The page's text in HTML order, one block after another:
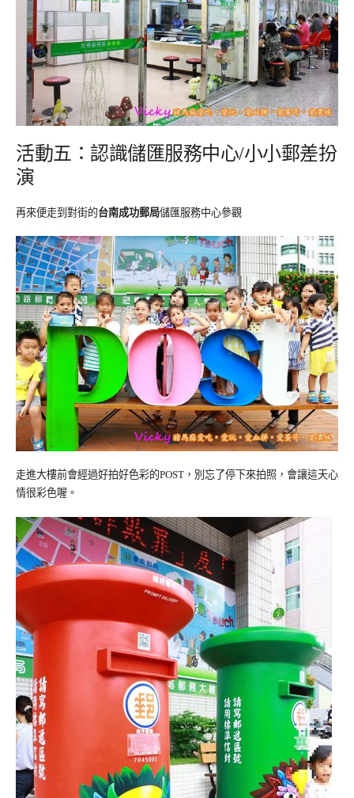
活動五：認識儲匯服務中心/小小郵差扮
演
再來便走到對街的台南成功郵局儲匯服務中心參觀
走進大樓前會經過好拍好色彩的POST ，別忘了停下來拍照，會讓這天心
情很彩色喔。